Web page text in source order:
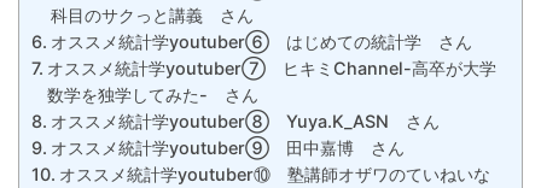
科目のサクっと講義 さん
オススメ統計学youtuber⑥ はじめての統計学 さん
オススメ統計学youtuber⑦ ヒキミChannel-高卒が大学
数学を独学してみた- さん
オススメ統計学youtuber⑧ Yuya.K_ASN さん
オススメ統計学youtuber⑨ 田中嘉博 さん
オススメ統計学youtuber⑩ 塾講師オザワのていねいな